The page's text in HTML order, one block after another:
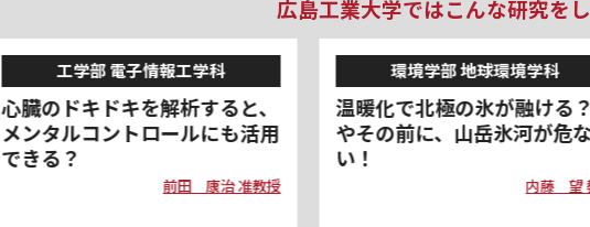
広島工業大学ではこんな研究を
環境学部 地球環境学科
温暖化で北極の氷が融ける？い
やその前に、山岳氷河が危な
い！
内藤 望 教授
環境学部 食健康科学科
⾼齢の⽅の⼼筋梗塞や脳梗塞
は、なぜ午前中が起こりやす
い︖
西村 一樹